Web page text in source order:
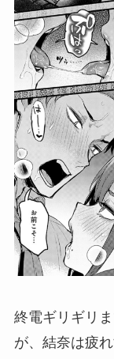
終電ギリギリ
が、結奈は疲